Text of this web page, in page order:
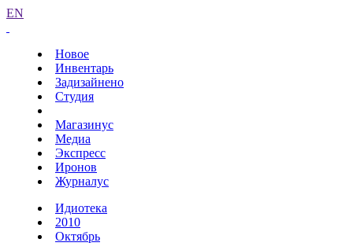
EN
Новое
Инвентарь
Задизайнено
Студия
Магазинус
Медиа
Экспресс
Иронов
Журналус
Идиотека
2010
Октябрь